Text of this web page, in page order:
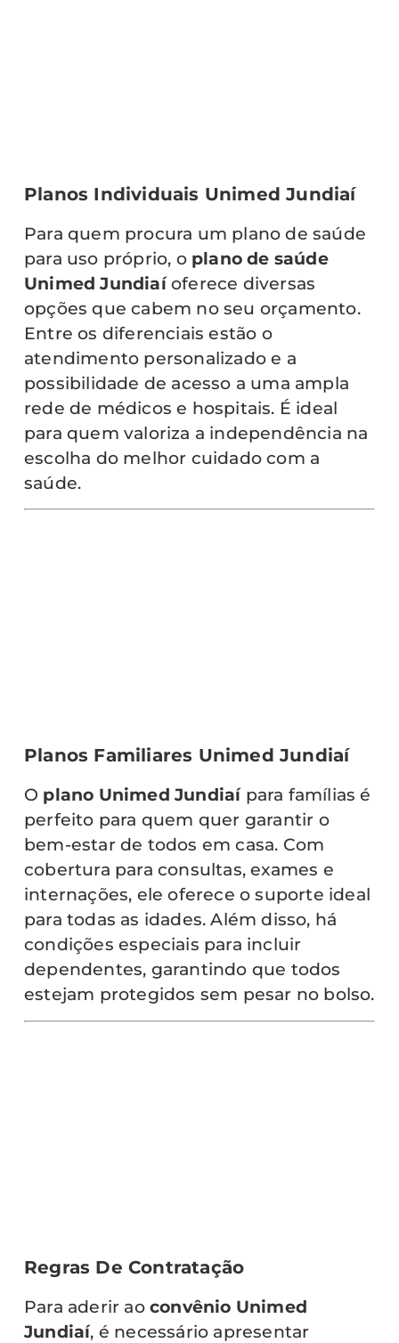
Planos Individuais Unimed Jundiaí
Para quem procura um plano de saúde
para uso próprio, o plano de saúde
Unimed Jundiaíoferece diversas
opções que cabem no seu orçamento.
Entre os diferenciais estão o
atendimento personalizado e a
possibilidade de acesso a uma ampla
rede de médicos e hospitais. É ideal
para quem valoriza a independência na
escolha do melhor cuidado com a
saúde.
Planos Familiares Unimed Jundiaí
O plano Unimed Jundiaípara famílias é
perfeito para quem quer garantir o
bem-estar de todos em casa. Com
cobertura para consultas, exames e
internações, ele oferece o suporte ideal
para todas as idades. Além disso, há
condições especiais para incluir
dependentes, garantindo que todos
estejam protegidos sem pesar no bolso.
Regras De Contratação
Para aderir ao convênio Unimed
Jundiaí, é necessário apresentar